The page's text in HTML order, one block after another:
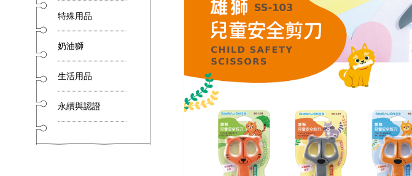
特殊用品
奶油獅
生活用品
永續與認證